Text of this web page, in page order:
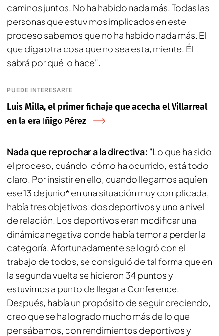
caminos juntos. No ha habido nada más. Todas las
personas que estuvimos implicados en este
proceso sabemos que no ha habido nada más. El
que diga otra cosa que no sea esta, miente. Él
sabrá por qué lo hace".
PUEDE INTERESARTE
Luis Milla, el primer fichaje que acecha el Villarreal
en la era Iñigo Pérez
Nada que reprochar a la directiva: "Lo que ha sido
el proceso, cuándo, cómo ha ocurrido, está todo
claro. Por insistir en ello, cuando llegamos aquí en
ese 13 de junio* en una situación muy complicada,
había tres objetivos: dos deportivos y uno a nivel
de relación. Los deportivos eran modificar una
dinámica negativa donde había temor a perder la
categoría. Afortunadamente se logró con el
trabajo de todos, se consiguió de tal forma que en
la segunda vuelta se hicieron 34 puntos y
estuvimos a punto de llegar a Conference.
Después, había un propósito de seguir creciendo,
creo que se ha logrado mucho más de lo que
pensábamos, con rendimientos deportivos y